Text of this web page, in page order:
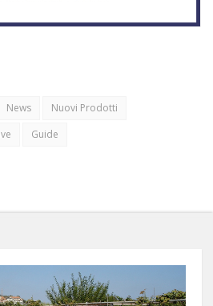
News
Nuovi Prodotti
Guide